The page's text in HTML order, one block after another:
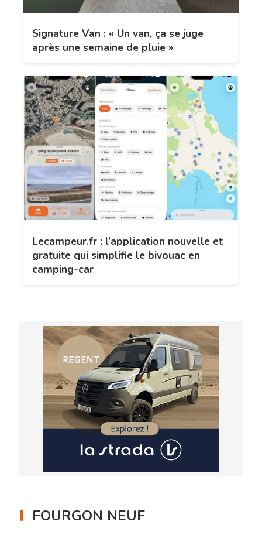
Signature Van : « Un van, ça se juge
après une semaine de pluie »
Lecampeur.fr : l’application nouvelle et
gratuite qui simplifie le bivouac en
camping-car
FOURGON NEUF